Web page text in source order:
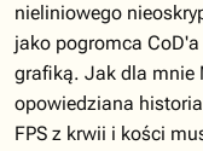
nieliniowego
jako pogromca
grafiką. Jak dla mnie
opowiedziana
FPS z krwii i kości